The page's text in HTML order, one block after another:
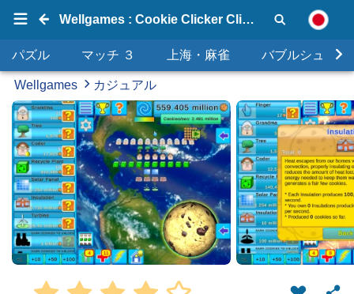
Wellgames : Cookie Clicker Climate Change
パズル マッチ ３ 上海・麻雀 バブルシュータ
Wellgames カジュアル